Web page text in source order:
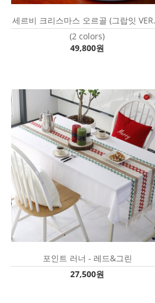
세르비 크리스마스 오르골 (그랍잇
(2 colors)
49,800원
포인트 러너 - 레드&그린
27,500원